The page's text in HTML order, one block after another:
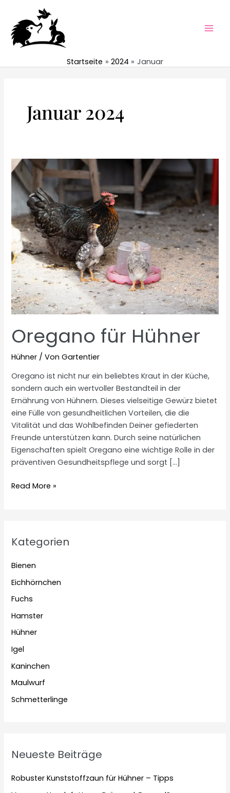
springen
Startseite 2024 Januar
Januar 2024
Oregano für Hühner
Hühner / VonGartentier
Oregano ist nicht nur ein beliebtes Kraut in der Küche,
sondern auch ein wertvoller Bestandteil in der
Ernährung von Hühnern. Dieses vielseitige Gewürz bietet
eine Fülle von gesundheitlichen Vorteilen, die die
Vitalität und das Wohlbefinden Deiner gefiederten
Freunde unterstützen kann. Durch seine natürlichen
Eigenschaften spielt Oregano eine wichtige Rolle in der
präventiven Gesundheitspflege und sorgt […]
Oregano
Read More »
Kategorien
Bienen
Eichhörnchen
Fuchs
Hamster
Hühner
Igel
Kaninchen
Maulwurf
Schmetterlinge
Neueste Beiträge
Robuster Kunststoffzaun für Hühner – Tipps